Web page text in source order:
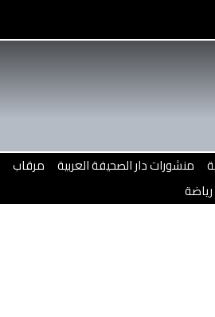
منشورات دار الصحيفة العربية مرقاب
رياضة